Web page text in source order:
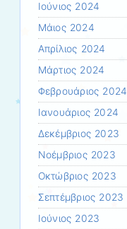
Ιούνιος 2024
Μάιος 2024
Απρίλιος 2024
Μάρτιος 2024
Φεβρουάριος 2024
Ιανουάριος 2024
Δεκέμβριος 2023
Νοέμβριος 2023
Οκτώβριος 2023
Σεπτέμβριος 2023
Ιούνιος 2023